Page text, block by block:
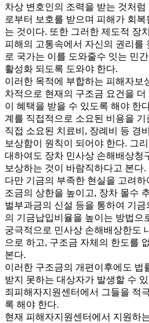
차상 변호인의 조력을 받는 것처
로부터 보호를 받으며 피해가 회
는 것이다. 또한 그러한 제도적 장
피해의 고통속에서 자신의 권리를
로 국가는 이를 도와줄수 잇는 민
활성화 되도록 도와야 한다.
이러한 목적에 부합하는 피해자보
차적으로 현재의 구조금 요건을
이 혜택을 받을 수 있도록 해야 한
계를 직접적으로 소요된 비용을
직접 소요된 치료비, 장례비 등 경
보상함이 원칙이 되어야 한다. 그
대하여도 장차 민사상 손해배상청
보상하는 것이 바람직하다고 본다.
다만 기금의 부족한 현실을 고려
조금의 상한을 높이고, 장차 몰수
벌부과금의 신설 등을 통하여 기
의 기금납입비율을 높이는 방법으
궁극적으로 민사상 손해배상한도
으로 하고, 구조금 자체의 한도를
본다.
이러한 구조금의 개편이후에도 법
받지 못하는 대상자가 발생할 수
죄피해자지원센터에서 그들을 적
록 해야 한다.
현재 피해자지원센터에서 지원하